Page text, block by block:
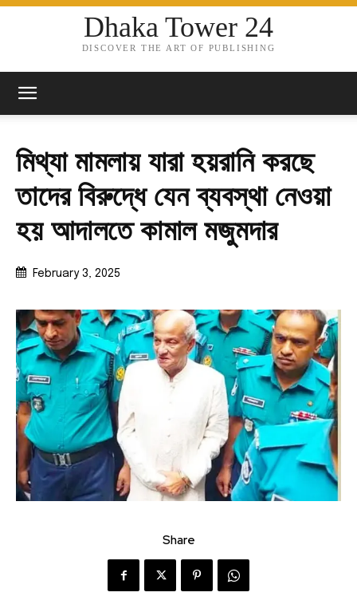
Dhaka Tower 24
DISCOVER THE ART OF PUBLISHING
মিথ্যা মামলায় যারা হয়রানি করছে
তাদের বিরুদ্ধে যেন ব্যবস্থা নেওয়া
হয় আদালতে কামাল মজুমদার
February 3, 2025
Share